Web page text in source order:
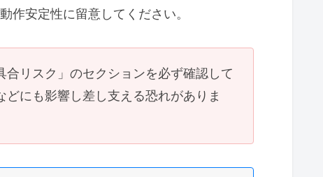
トで直接確認する（slmgr.vbs /dlv）
ンを確認する（ESU無料版の条件）
作安定性に留意してください。
合リスク」のセクションを必ず確認して
にも影響し差し支える恐れがありま